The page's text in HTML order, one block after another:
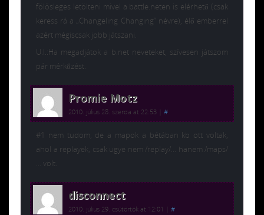
fölösleges letölteni mivel a battle.neten is elérhető (csak
keress rá a „Changeling Changing” névre), élő emberrel
azért mégiscsak jobb játszani.
U.I.:Ha megadjátok a b.net neveteket, szívesen játszom
pár mérkőzést.
Promie Motz
2010. július 28. szerda at 22:53 #
#1 nem tudom, de a mapok a bétában kb ott voltak,
ahol a replayek, csak ugye nem /replay/… hanem /maps/
… volt.
disconnect
2010. július 29. csütörtök at 12:01 #